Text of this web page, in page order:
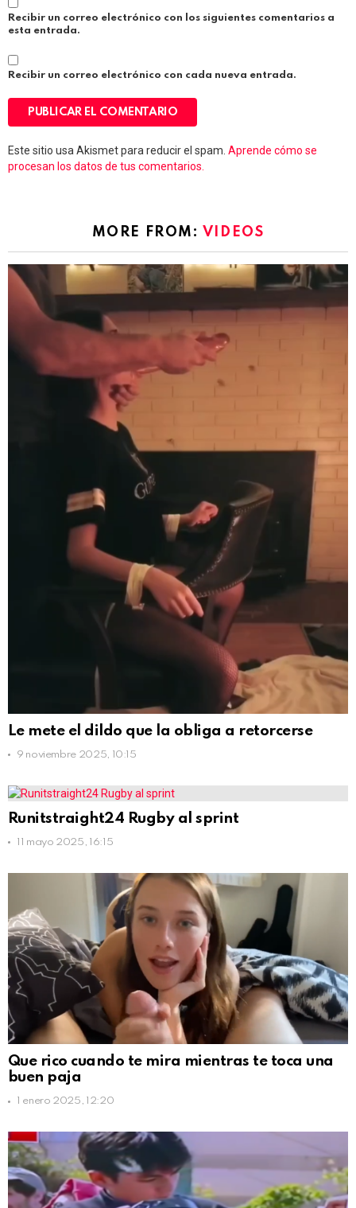
Recibir un correo electrónico con los siguientes comentarios a
esta entrada.
Recibir un correo electrónico con cada nueva entrada.
Este sitio usa Akismet para reducir el spam. Aprende cómo se
procesan los datos de tus comentarios.
MORE FROM: VIDEOS
Le mete el dildo que la obliga a retorcerse
9 noviembre 2025, 10:15
Runitstraight24 Rugby al sprint
11 mayo 2025, 16:15
Que rico cuando te mira mientras te toca una
buen paja
1 enero 2025, 12:20